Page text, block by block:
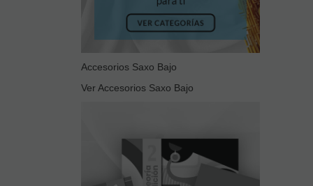
Accesorios Saxo Bajo
Ver Accesorios Saxo Bajo